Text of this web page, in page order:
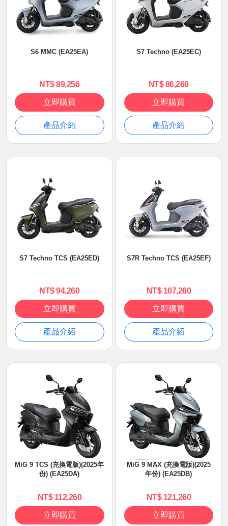
S6 MMC (EA25EA)
NT$ 89,256
立即購買
產品介紹
S7 Techno (EA25EC)
NT$ 86,260
立即購買
產品介紹
S7 Techno TCS (EA25ED)
NT$ 94,260
立即購買
產品介紹
S7R Techno TCS (EA25EF)
NT$ 107,260
立即購買
產品介紹
MiG 9 TCS (充換電版)(2025年
份) (EA25DA)
NT$ 112,260
立即購買
MiG 9 MAX (充換電版)(2025
年份) (EA25DB)
NT$ 121,260
立即購買